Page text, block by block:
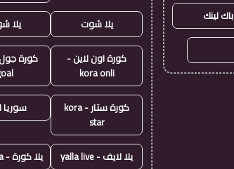
باك لينك يلا شوت يلا
كورة اون لاين -
kora onli
كورة ستار - kora
star
سوريا
يلا لايف - yalla live يلا كورة - yallakora